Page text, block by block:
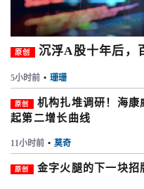
原创 沉浮A股十年后，
5小时前 • 珊珊
原创
机构扎堆调研！海康
起第二增长曲线
11小时前 • 莫奇
原创 金字火腿的下一块招